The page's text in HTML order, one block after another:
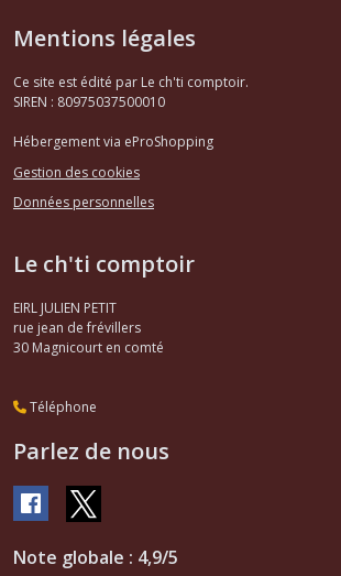
Joints
moteur
(7)
Filtres
Câbles,compteur,capot
AX
(3)
Courroies
ditribution
Allumage
Mentions légales
Ce site est édité par Le ch'ti comptoir.
SIREN : 80975037500010
Hébergement via eProShopping
Gestion des cookies
Données personnelles
Le ch'ti comptoir
EIRL JULIEN PETIT
rue jean de frévillers
30 Magnicourt en comté
Téléphone
Parlez de nous
Note globale : 4,9/5